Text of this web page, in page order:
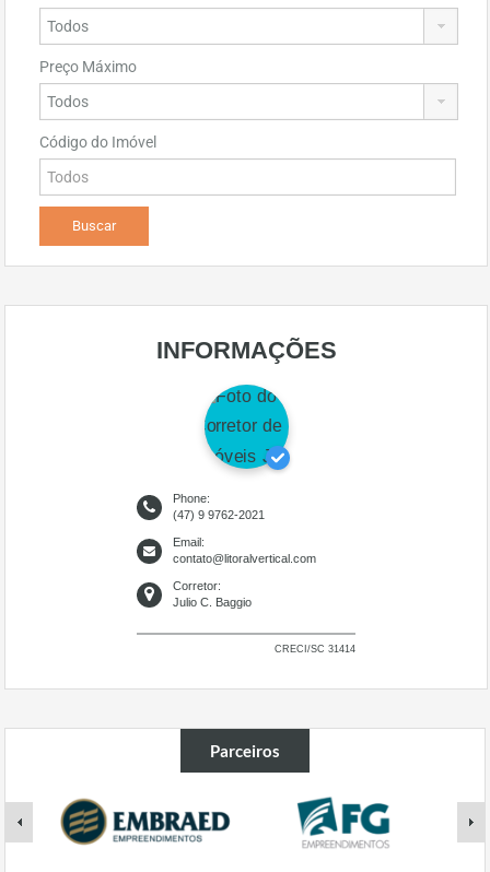
Preço Máximo
Código do Imóvel
INFORMAÇÕES
Phone:
(47) 9 9762-2021
Email:
contato@litoralvertical.com
Corretor:
Julio C. Baggio
CRECI/SC 31414
Parceiros